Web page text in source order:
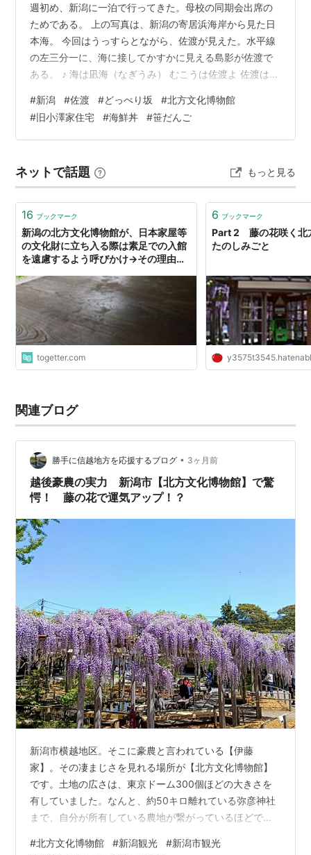
週初め、新潟に一泊で行ってきた。母校の同期会出席の
ためである。 上の写真は、新潟の寄居浜海岸から見た日
本海。 今回はうっすらとながら、佐渡が見えた。水平線
の左三分一に、海に接してかすかに見える島影が佐渡で
ある。 ♪ 海は凪海（なぎうみ） むこうは佐渡よ 佐渡はく
まにしか来ないので、くっきり見える佐渡はもう何年も
見ていない。 次回に期待して、新潟に来たらまた海辺に
来よう。 寄居浜から少し内陸側に入ったところにある
の近くに住んでいたので、この坂は何度も上り下りして
いた。懐かしい場所である。 いま訪…
#新潟 #佐渡 #どっぺり坂 #北方文化博物館
#旧小澤家住宅 #海鮮丼 #笹だんご
ネットで話題 もっと見る
16 ブックマーク
新潟の北方文化博物館が、日本家屋等
の文化財に立ち入る際は素足での入館
を遠慮するよう呼びかけ→その理由が
だけの話ではない」
togetter.com
6 ブックマーク
Part 2 藤の花咲く北
たのしみごと
関連ブログ
勝手に信越地方を応援するブログ • 3ヶ月前
越後豪農の実力 新潟市【北方文化博物館】で驚
愕！ 藤の花で運気アップ！？
新潟市横越地区。そこに豪農と言われている【伊藤
家】。その凄まじさを見れる場所が【北方文化博物館】
です。土地の広さは、東京ドーム300個ほどの大きさを
有していました。なんと、約50キロ離れている弥彦神社
まで、自分が所有している農地が繋がっているほどでし
す。 【北方文化博物館】という施設は、昔から知ってい
#北方文化博物館 #新潟観光 #新潟市観光